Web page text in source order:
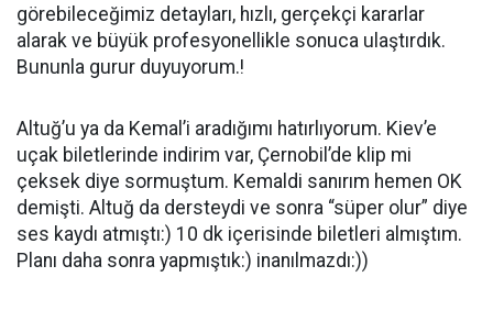
görebileceğimiz detayları, hızlı, gerçekçi kararlar
alarak ve büyük profesyonellikle sonuca ulaştırdık.
Bununla gurur duyuyorum.!
Altuğ’u ya da Kemal’i aradığımı hatırlıyorum. Kiev’e
uçak biletlerinde indirim var, Çernobil’de klip mi
çeksek diye sormuştum. Kemaldi sanırım hemen OK
demişti. Altuğ da dersteydi ve sonra “süper olur” diye
ses kaydı atmıştı:) 10 dk içerisinde biletleri almıştım.
Planı daha sonra yapmıştık:) inanılmazdı:))